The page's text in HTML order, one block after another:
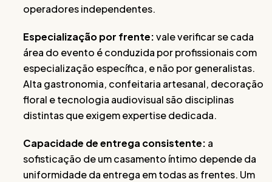
operadores independentes.
Especialização por frente:vale verificar se cada
área do evento é conduzida por profissionais com
especialização específica, e não por generalistas.
Alta gastronomia, confeitaria artesanal, decoração
floral e tecnologia audiovisual são disciplinas
distintas que exigem expertise dedicada.
Capacidade de entrega consistente: a
sofisticação de um casamento íntimo depende da
uniformidade da entrega em todas as frentes. Um